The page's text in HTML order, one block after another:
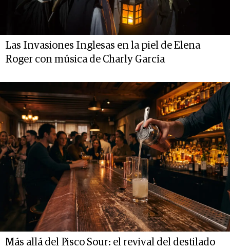
Las Invasiones Inglesas en la piel de Elena
Roger con música de Charly García
Más allá del Pisco Sour: el revival del destilado